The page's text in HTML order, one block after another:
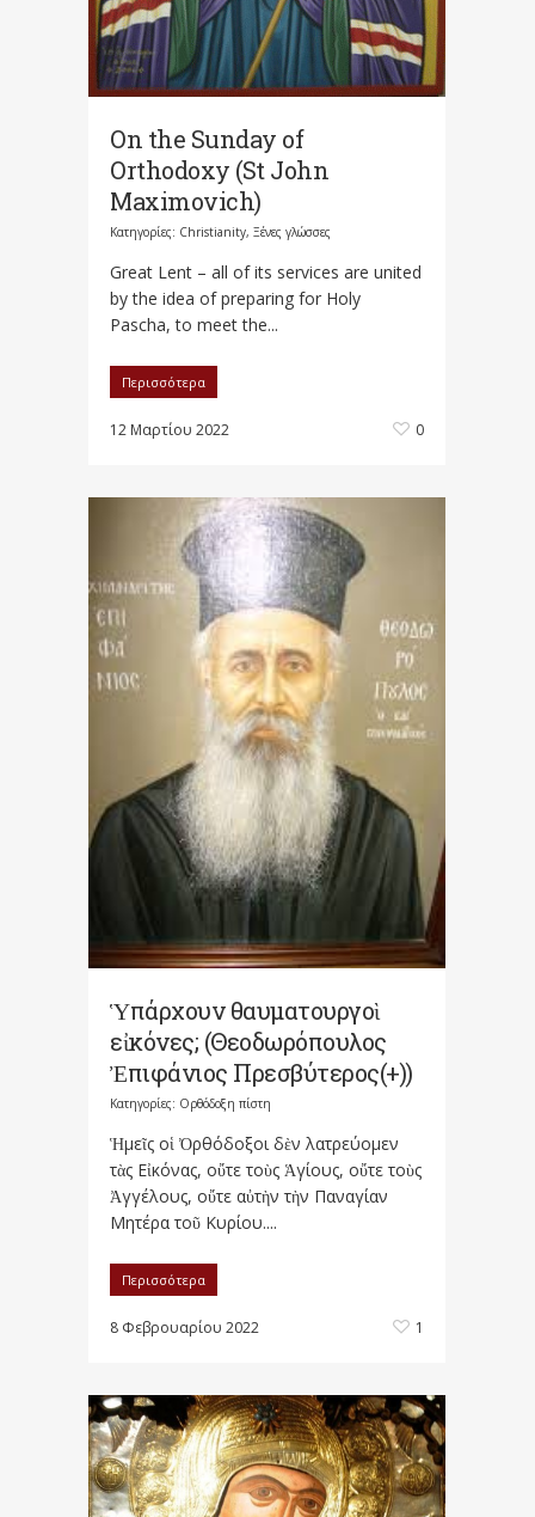
On the Sunday of
Orthodoxy (St John
Maximovich)
Κατηγορίες: Christianity, Ξένες γλώσσες
Great Lent – all of its services are united
by the idea of preparing for Holy
Pascha, to meet the...
Περισσότερα
12 Μαρτίου 2022 0
Ὑπάρχουν θαυματουργοὶ
εἰκόνες; (Θεοδωρόπουλος
Ἐπιφάνιος Πρεσβύτερος(+))
Κατηγορίες: Ορθόδοξη πίστη
Ἡμεῖς οἱ Ὀρθόδοξοι δὲν λατρεύομεν
τὰς Εἰκόνας, οὔτε τοὺς Ἁγίους, οὔτε τοὺς
Ἀγγέλους, οὔτε αὐτὴν τὴν Παναγίαν
Μητέρα τοῦ Κυρίου....
Περισσότερα
8 Φεβρουαρίου 2022 1